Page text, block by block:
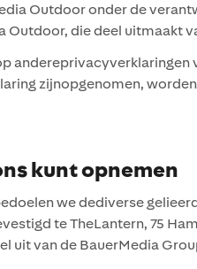
Outdoor onder de
die deel uitmaakt
zijnopgenomen,
kunt opnemen
we dediverse
te TheLantern, 75
uit van de BauerMedia